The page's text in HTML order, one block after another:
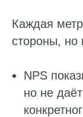
Каждая
стороны, но
NPS
но не